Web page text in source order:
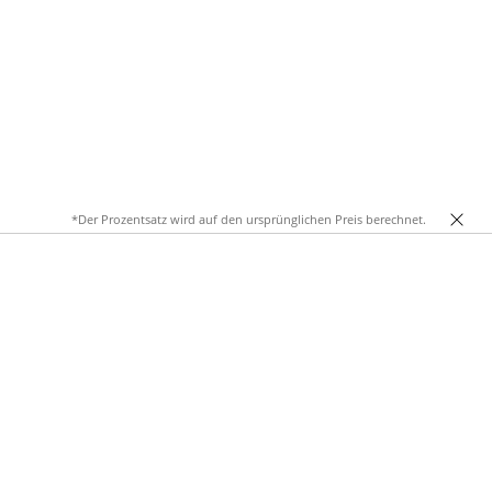
*Der Prozentsatz wird auf den ursprünglichen Preis berechnet.